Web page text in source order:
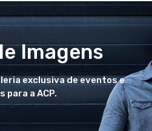
Imagens
exclusiva de eventos e
a ACP.